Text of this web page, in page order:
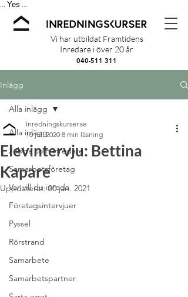
Yes
Vi har utbildat Framtidens
Inredare i över 20 år
040-511 311
Inlägg
Alla inlägg
Jobba som inredare
Samarbetsföretag
Var vill du inreda
Företagsintervjuer
Pyssel
Rörstrand
Samarbete
Samarbetspartner
Alla inlägg
Elevintervju: Bettina
Kapare
Inredningskurser.se
10 juli 2020 8 min läsning
Uppdaterat:20 jan. 2021